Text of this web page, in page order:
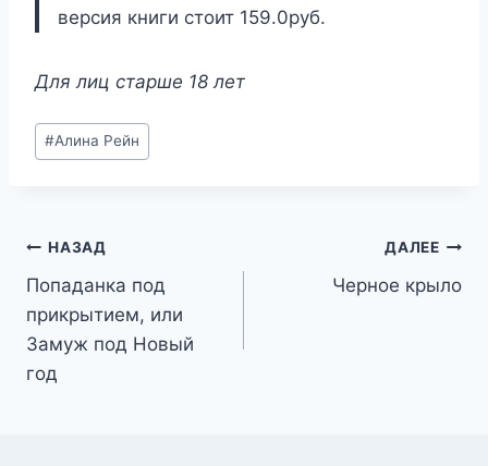
версия книги стоит 159.0руб.
Для лиц старше 18 лет
Метки
записи:
#Алина Рейн
Навигация
по
записям
НАЗАД
Попаданка под
прикрытием, или
Замуж под Новый
год
ДАЛЕЕ
Черное крыло